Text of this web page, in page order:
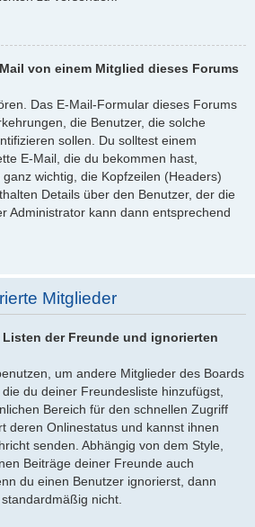
von einem Mitglied dieses Forums
Das E-Mail-Formular dieses Forums
die Benutzer, die solche
sollen. Du solltest einem
E-Mail, die du bekommen hast,
wichtig, die Kopfzeilen (Headers)
Details über den Benutzer, der die
Administrator kann dann entsprechend
Mitglieder
der Freunde und ignorierten
um andere Mitglieder des Boards
du deiner Freundesliste hinzufügst,
Bereich für den schnellen Zugriff
deren Onlinestatus und kannst ihnen
senden. Abhängig von dem Style,
Beiträge deiner Freunde auch
du einen Benutzer ignorierst, dann
nicht.